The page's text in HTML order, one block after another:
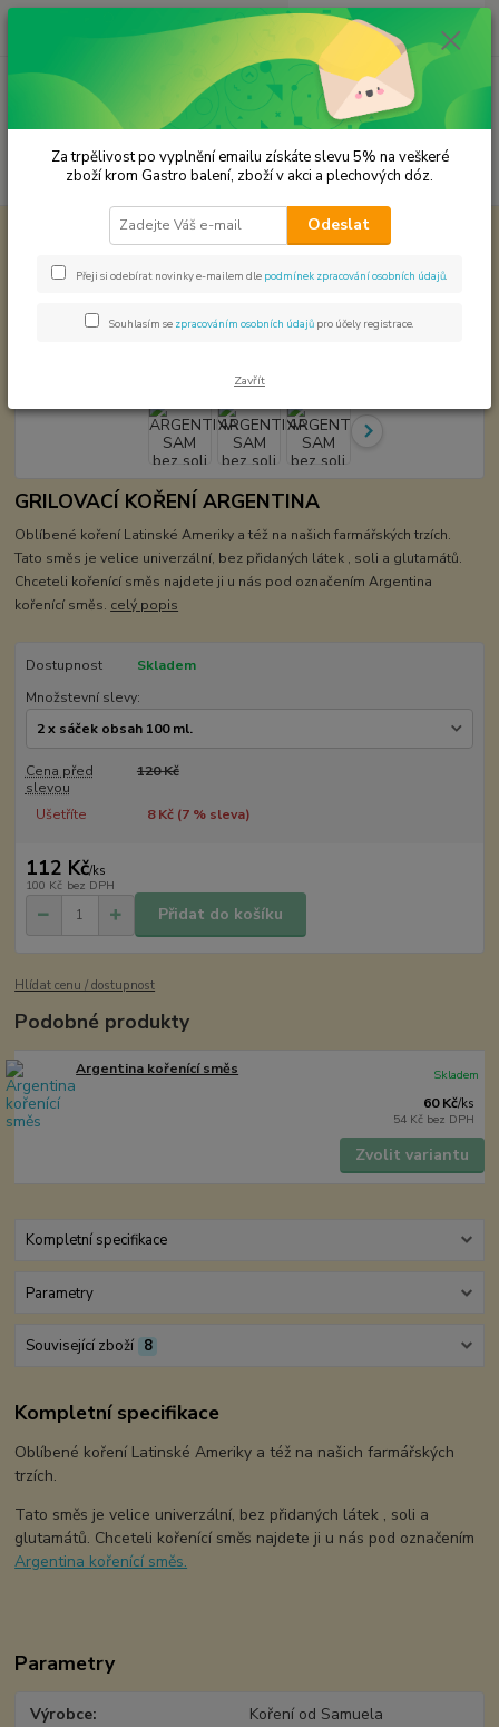
Menu
Hledat
ks
za 0,00 Kč
Světová kuchyně - koření ARGENTINA SAM bez soli a glutamátů
ARGENTINA SAM bez soli a
glutamátů
GRILOVACÍ KOŘENÍ ARGENTINA
Oblíbené koření Latinské Ameriky a též na našich farmářských trzích.
Tato směs je velice univerzální, bez přidaných látek , soli a glutamátů.
Chceteli kořenící směs najdete ji u nás pod označením Argentina
kořenící směs. celý popis
Dostupnost
Skladem
Množstevní slevy:
Cena před
slevou
120 Kč
Ušetříte 8 Kč (7% sleva)
112 Kč/ks
100 Kč bez DPH
Přidat do košíku
Hlídat cenu / dostupnost
Podobné produkty
Argentina kořenící směs
60 Kč/ks
54 Kč bez DPH
Skladem
Zvolit variantu
Kompletní specifikace
Parametry
Související zboží 8
Kompletní specifikace
Oblíbené koření Latinské Ameriky a též na našich farmářských
trzích.
Tato směs je velice univerzální, bez přidaných látek , soli a
glutamátů. Chceteli kořenící směs najdete ji u nás pod označením
Argentina kořenící směs.
Parametry
Výrobce Koření od Samuela
Za trpělivost po vyplnění emailu získáte slevu 5% na veškeré
zboží krom Gastro balení, zboží v akci a plechových dóz.
Odeslat
Přeji si odebírat novinky e-mailem dle podmínek zpracování osobních údajů
Souhlasím se zpracováním osobních údajů pro účely registrace.
Zavřít